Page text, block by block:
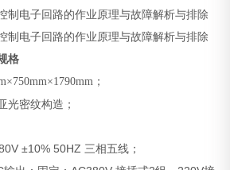
制电子回路的作业原理与故障解析与排除
制电子回路的作业原理与故障解析与排除
格
；
光密纹构造；
±10% 50HZ 三相五线；